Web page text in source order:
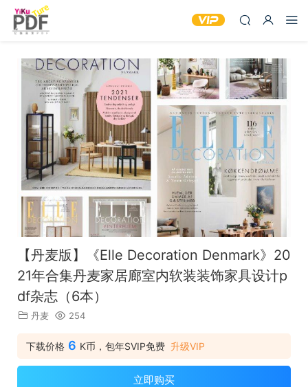
【丹麦版】《Elle Decoration Denmark》20
21年合集丹麦家居廊室内软装装饰家具设计p
df杂志（6本）
丹麦 254
下载价格 6 K币，包年SVIP免费 升级VIP
立即购买